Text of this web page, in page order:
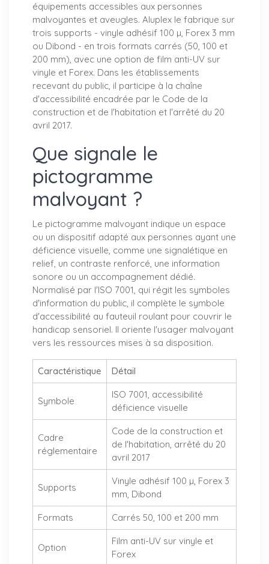
équipements accessibles aux personnes
malvoyantes et aveugles. Aluplex le fabrique sur
trois supports - vinyle adhésif 100 µ, Forex 3 mm
ou Dibond - en trois formats carrés (50, 100 et
200 mm), avec une option de film anti-UV sur
vinyle et Forex. Dans les établissements
recevant du public, il participe à la chaîne
d'accessibilité encadrée par le Code de la
construction et de l'habitation et l'arrêté du 20
avril 2017.
Que signale le
pictogramme
malvoyant ?
Le pictogramme malvoyant indique un espace
ou un dispositif adapté aux personnes ayant une
déficience visuelle, comme une signalétique en
relief, un contraste renforcé, une information
sonore ou un accompagnement dédié.
Normalisé par l'ISO 7001, qui régit les symboles
d'information du public, il complète le symbole
d'accessibilité au fauteuil roulant pour couvrir le
handicap sensoriel. Il oriente l'usager malvoyant
vers les ressources mises à sa disposition.
Caractéristique Détail
Symbole
ISO 7001, accessibilité
déficience visuelle
Cadre
réglementaire
Code de la construction et
de l'habitation, arrêté du 20
avril 2017
Supports
Vinyle adhésif 100 µ, Forex 3
mm, Dibond
Formats Carrés 50, 100 et 200 mm
Option
Film anti-UV sur vinyle et
Forex